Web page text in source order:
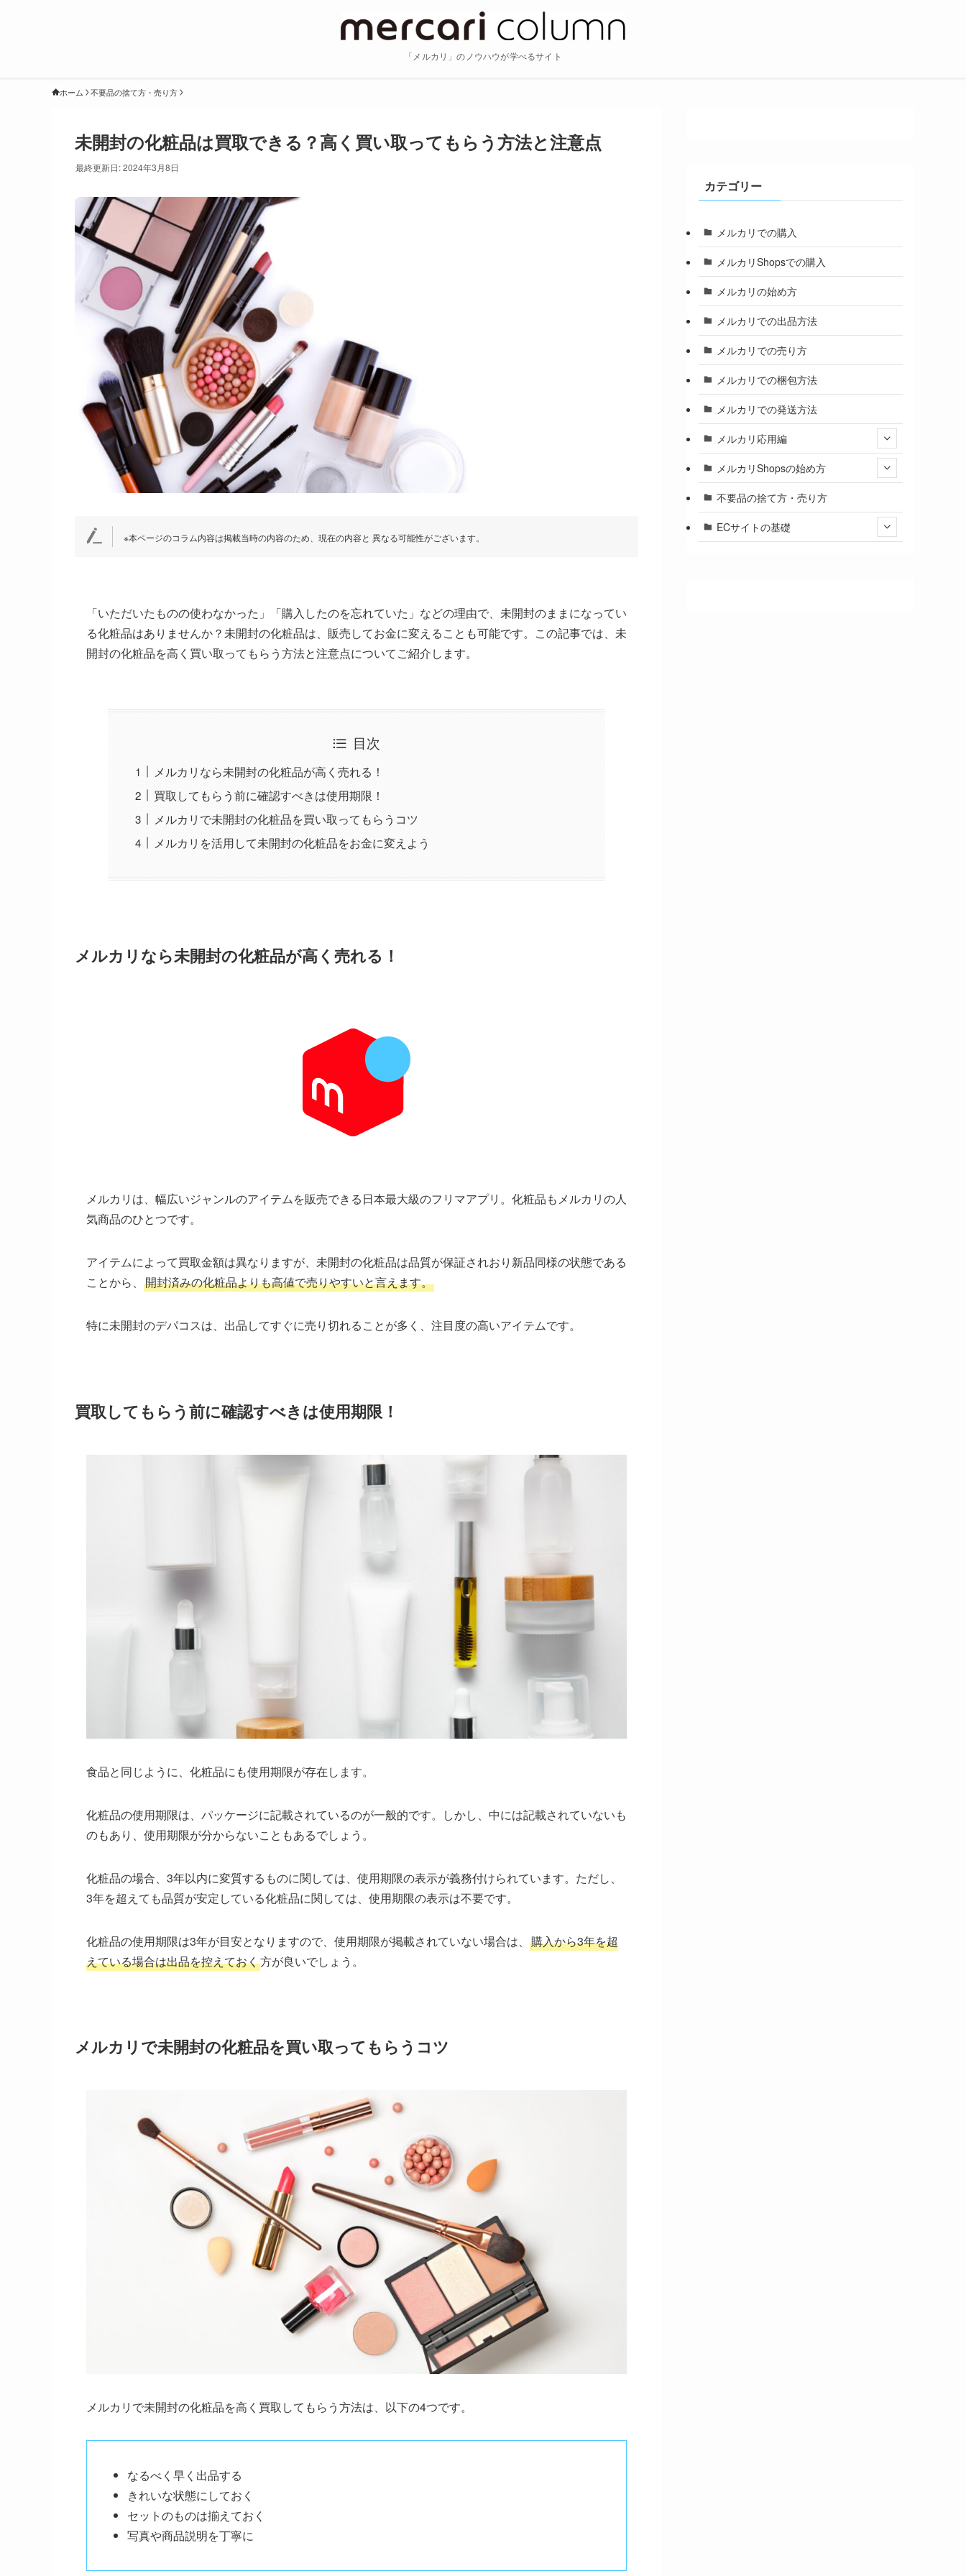
「メルカリ」のノウハウが学べるサイト
ホーム 不要品の捨て方・売り方
未開封の化粧品は買取できる？高く買い取ってもらう方法と注意点
最終更新日: 2024年3月8日
※本ページのコラム内容は掲載当時の内容のため、現在の内容と 異なる可能性がございます。
「いただいたものの使わなかった」「購入したのを忘れていた」などの理由で、未開封のままになってい
る化粧品はありませんか？未開封の化粧品は、販売してお金に変えることも可能です。この記事では、未
開封の化粧品を高く買い取ってもらう方法と注意点についてご紹介します。
目次
メルカリなら未開封の化粧品が高く売れる！
買取してもらう前に確認すべきは使用期限！
メルカリで未開封の化粧品を買い取ってもらうコツ
メルカリを活用して未開封の化粧品をお金に変えよう
メルカリなら未開封の化粧品が高く売れる！
メルカリは、幅広いジャンルのアイテムを販売できる日本最大級のフリマアプリ。化粧品もメルカリの人
気商品のひとつです。
アイテムによって買取金額は異なりますが、未開封の化粧品は品質が保証されおり新品同様の状態である
ことから、 開封済みの化粧品よりも高値で売りやすいと言えます。
特に未開封のデパコスは、出品してすぐに売り切れることが多く、注目度の高いアイテムです。
買取してもらう前に確認すべきは使用期限！
食品と同じように、化粧品にも使用期限が存在します。
化粧品の使用期限は、パッケージに記載されているのが一般的です。しかし、中には記載されていないも
のもあり、使用期限が分からないこともあるでしょう。
化粧品の場合、3年以内に変質するものに関しては、使用期限の表示が義務付けられています。ただし、
3年を超えても品質が安定している化粧品に関しては、使用期限の表示は不要です。
化粧品の使用期限は3年が目安となりますので、使用期限が掲載されていない場合は、 購入から3年を超
えている場合は出品を控えておく方が良いでしょう。
メルカリで未開封の化粧品を買い取ってもらうコツ
メルカリで未開封の化粧品を高く買取してもらう方法は、以下の4つです。
なるべく早く出品する
きれいな状態にしておく
セットのものは揃えておく
写真や商品説明を丁寧に
カテゴリー
メルカリでの購入
メルカリShopsでの購入
メルカリの始め方
メルカリでの出品方法
メルカリでの売り方
メルカリでの梱包方法
メルカリでの発送方法
メルカリ応用編
メルカリShopsの始め方
不要品の捨て方・売り方
ECサイトの基礎